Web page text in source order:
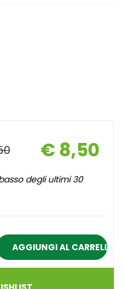
€ 8,50
degli ultimi 30
AGGIUNGI AL CARRELLO